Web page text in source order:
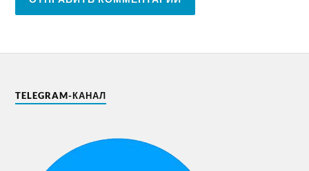
TELEGRAM-КАНАЛ